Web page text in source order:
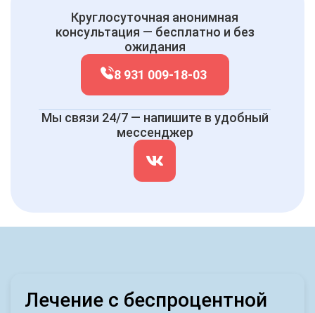
Круглосуточная анонимная
консультация — бесплатно и без
ожидания
8 931 009-18-03
Мы связи 24/7 — напишите в удобный
мессенджер
Лечение с беспроцентной